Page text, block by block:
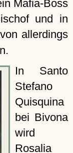
Mafia-Boss
und in
allerdings
In Santo
Stefano
Quisquina
bei Bivona
wird
Rosalia